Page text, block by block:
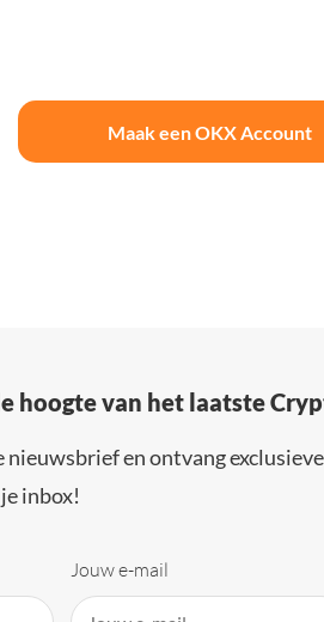
Maak een OKX Account
hoogte van het laatste
nieuwsbrief en ontvang
inbox!
Jouw e-mail